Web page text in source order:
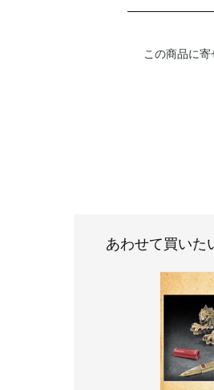
この商品に寄
あわせて買いた